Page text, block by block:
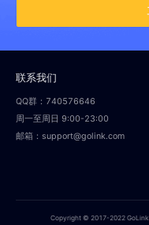
联系我们
QQ群：740576646
周一至周日 9:00-23:00
邮箱：support@golink.com
Copyright © 2017-2022 GoLink